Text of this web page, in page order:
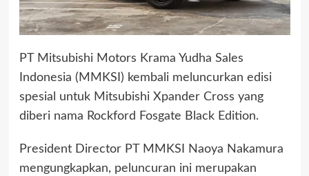
PT Mitsubishi Motors Krama Yudha Sales
Indonesia (MMKSI) kembali meluncurkan edisi
spesial untuk Mitsubishi Xpander Cross yang
diberi nama Rockford Fosgate Black Edition.
President Director PT MMKSI Naoya Nakamura
mengungkapkan, peluncuran ini merupakan